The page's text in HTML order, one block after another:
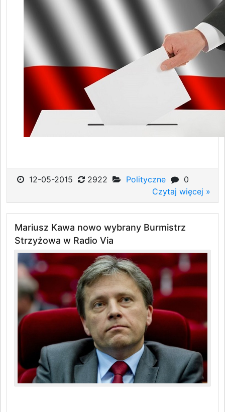
12-05-2015 2922 Polityczne
0
Czytaj więcej »
Mariusz Kawa nowo wybrany Burmistrz
Strzyżowa w Radio Via